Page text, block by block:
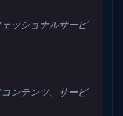
ッショナルサービ
ンテンツ、サービ